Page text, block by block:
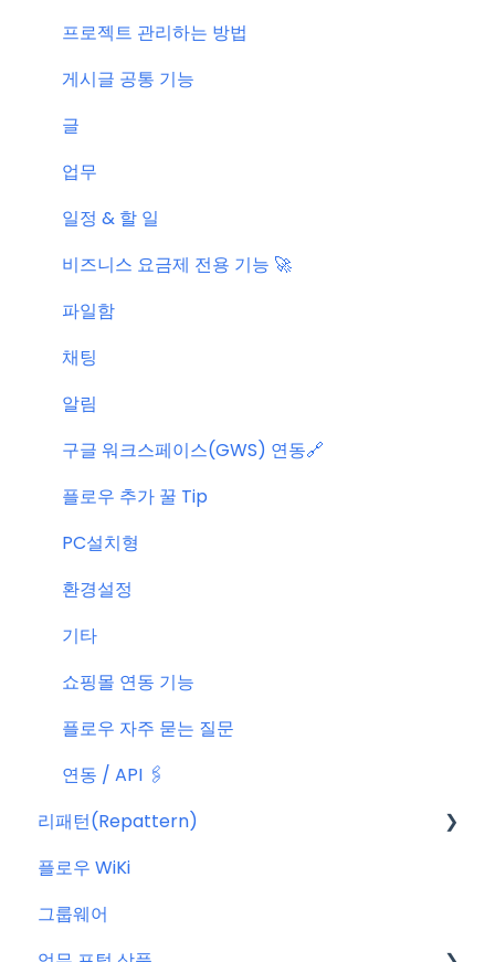
KT cloud BizWorks 서버 작업
공지 관련 자주 묻는 질문
프로젝트 관리하는 방법
게시글 공통 기능
글
업무
일정 & 할 일
비즈니스 요금제 전용 기능 🚀
파일함
채팅
알림
구글 워크스페이스(GWS) 연동🔗
플로우 추가 꿀 Tip
PC설치형
환경설정
기타
쇼핑몰 연동 기능
플로우 자주 묻는 질문
연동 / API 🖇️
리패턴(Repattern)
리패턴(Repattern) (NEW)
리패턴 기본 AI 기능
플로우 WiKi
그룹웨어